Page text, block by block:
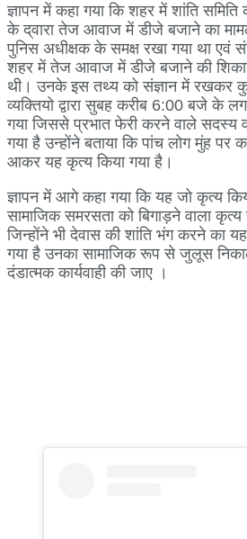
ज्ञापन में कहा गया कि शहर में शांति
के द्‌वारा तेज आवाज में डीजे बजाने का
पुनिस अधीक्षक के समक्ष रखा गया था एवं
शहर में तेज आवाज में डीजे बजाने की
थी। उनके इस तथ्य को संज्ञान में रखकर
व्यक्तियो ‌द्वारा सुबह करीब 6:00 बजे के
गया जिससे प्रभात फेरी करने वाले सदस्य व
गया है उन्होंने बताया कि पांच लोग ‌मुंह पर
आकर यह कृत्य किया गया है।
ज्ञापन में आगे कहा गया कि यह जो कृत्य
सामाजिक समरसता को बिगाड़ने वाला कृत्य
जिन्होंने भी देवास की शांति भंग करने का
गया है उनका सामाजिक रूप से जुलूस
दंडात्मक कार्यवाही की जाए ।